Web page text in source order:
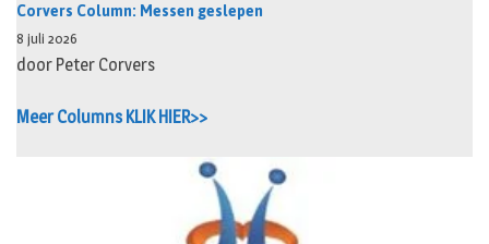
Corvers Column: Messen geslepen
8 juli 2026
door Peter Corvers
Meer Columns KLIK HIER>>